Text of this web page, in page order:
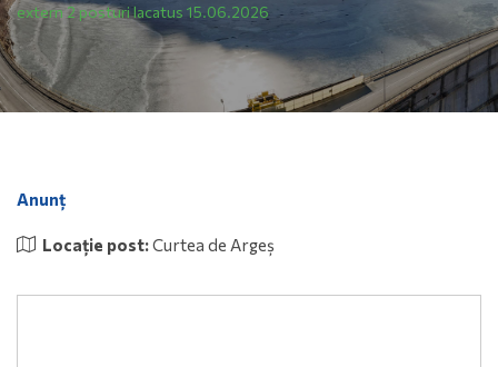
extern 2 posturi lacatus 15.06.2026
Anunț
Locație post:Curtea de Argeș